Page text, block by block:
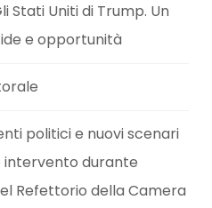
Stati Uniti di Trump. Un
e opportunità
politici e nuovi scenari
intervento durante
Refettorio della Camera